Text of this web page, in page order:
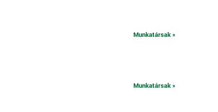
Munkatársak »
Munkatársak »